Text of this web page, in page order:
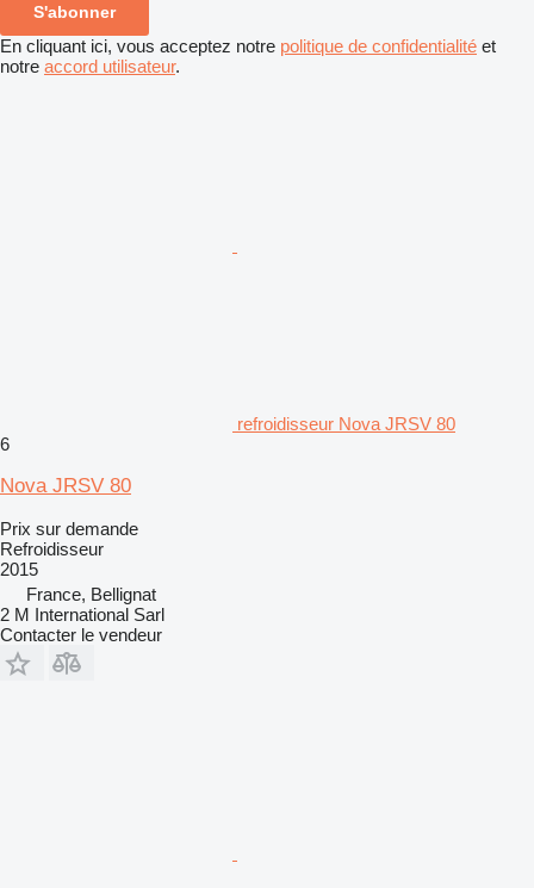
S'abonner
En cliquant ici, vous acceptez notre politique de confidentialité et
notre accord utilisateur.
refroidisseur Nova JRSV 80
6
Nova JRSV 80
Prix sur demande
Refroidisseur
2015
France, Bellignat
2 M International Sarl
Contacter le vendeur